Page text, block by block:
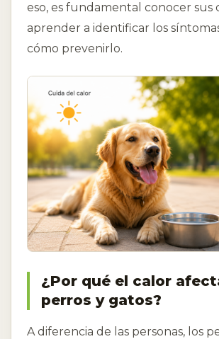
eso, es fundamental conocer sus
aprender a identificar los
cómo prevenirlo.
¿Por qué el calor
perros y gatos?
A diferencia de las personas, los